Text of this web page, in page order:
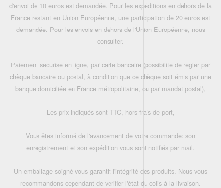
d'envoi de 10 euros est demandée. Pour les expéditions en dehors de la
France restant en Union Européenne, une participation de 20 euros est
demandée. Pour les envois en dehors de l'Union Européenne, nous
consulter.
Paiement sécurisé en ligne, par carte bancaire (possibilité de régler par
chèque bancaire ou postal, à condition que ce chèque soit émis par une
banque domiciliée en France métropolitaine, ou par mandat postal),
Les prix indiqués sont TTC, hors frais de port,
Vous êtes informé de l'avancement de votre commande: son
enregistrement et son expédition vous sont notifiés par mail.
Un emballage soigné vous garantit l'intégrité des produits. Nous vous
recommandons cependant de vérifier l'état du colis à la livraison.